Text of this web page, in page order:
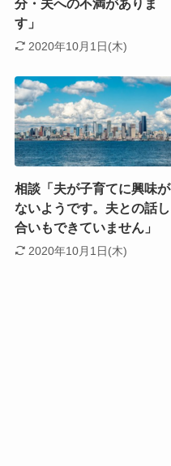
分・夫への不満がありま
す」
2020年10月1日(木)
相談「夫が子育てに興味が
ないようです。夫との話し
合いもできていません」
2020年10月1日(木)